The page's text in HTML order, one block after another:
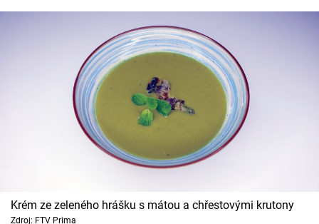
Krém ze zeleného hrášku s mátou a chřestovými krutony
Zdroj: FTV Prima